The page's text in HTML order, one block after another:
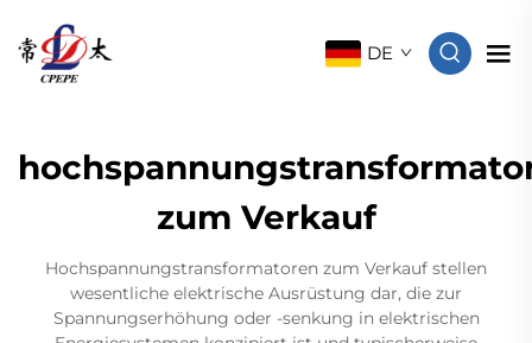
DE
zum Verkauf
Hochspannungstransformatoren zum Verkauf stellen
wesentliche elektrische Ausrüstung dar, die zur
Spannungserhöhung oder -senkung in elektrischen